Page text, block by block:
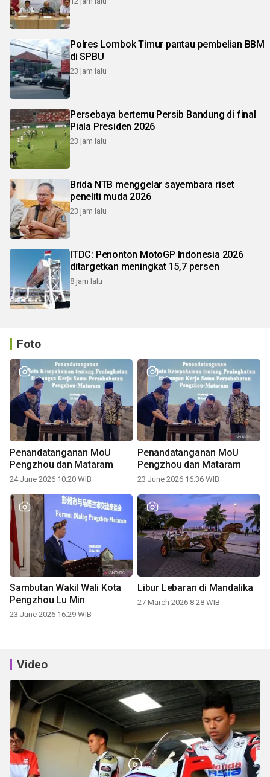
Polres Lombok Timur pantau pembelian BBM
di SPBU
23 jam lalu
Persebaya bertemu Persib Bandung di final
Piala Presiden 2026
23 jam lalu
Brida NTB menggelar sayembara riset
peneliti muda 2026
23 jam lalu
ITDC: Penonton MotoGP Indonesia 2026
ditargetkan meningkat 15,7 persen
8 jam lalu
Foto
Penandatanganan MoU
Pengzhou dan Mataram
24 June 2026 10:20 WIB
Penandatanganan MoU
Pengzhou dan Mataram
23 June 2026 16:36 WIB
Sambutan Wakil Wali Kota
Pengzhou Lu Min
23 June 2026 16:29 WIB
Libur Lebaran di Mandalika
27 March 2026 8:28 WIB
Video